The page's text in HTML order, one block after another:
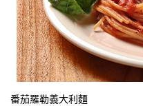
番茄羅勒義大利麵